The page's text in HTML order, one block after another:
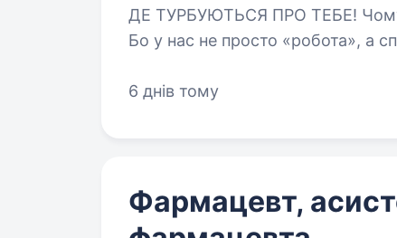
ДЕ ТУРБУЮТЬСЯ ПРО ТЕБЕ! Чому фармацевти залишаються з нами?
Бо у нас не просто «робота», а
6 днів тому
Фармацевт,